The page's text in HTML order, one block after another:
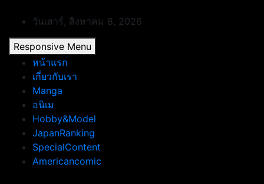
content
วันเสาร์, สิงหาคม 8, 2026
Responsive Menu
หน้าแรก
เกี่ยวกับเรา
Manga
อนิเม
Hobby&Model
JapanRanking
SpecialContent
Americancomic